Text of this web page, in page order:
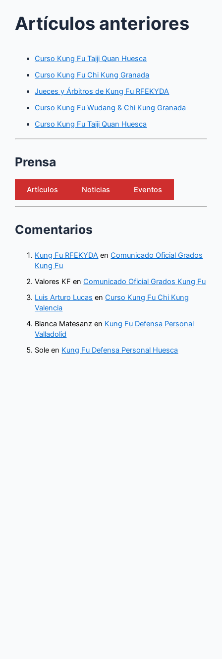
Artículos anteriores
Curso Kung Fu Taiji Quan Huesca
Curso Kung Fu Chi Kung Granada
Jueces y Árbitros de Kung Fu RFEKYDA
Curso Kung Fu Wudang & Chi Kung Granada
Curso Kung Fu Taiji Quan Huesca
Prensa
Artículos Noticias Eventos
Comentarios
Kung Fu RFEKYDA enComunicado Oficial Grados
Kung Fu
Valores KF enComunicado Oficial Grados Kung Fu
Luis Arturo Lucas enCurso Kung Fu Chi Kung
Valencia
Blanca Matesanz en Kung Fu Defensa Personal
Valladolid
Sole en Kung Fu Defensa Personal Huesca